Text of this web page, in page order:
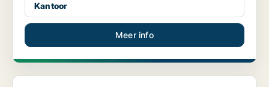
Kantoor
Meer info
Kantoor in Groningen, Groningen (region)